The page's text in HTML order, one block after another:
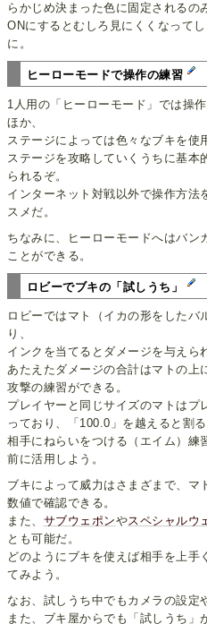
らかじめ決まった色に固定されるの
ONにするとむしろ見にくくなって
に。
ヒーローモードで操作の練習
1人用の「ヒーローモード」では操
ほか、
ステージによっては色々なブキを使
ステージを攻略していくうちに基本
られるぞ。
インターネット対戦以外で操作方法
スメだ。
ちなみに、ヒーローモードへはバン
ことができる。
ロビーでブキの「試しうち」
ロビーではマト（イカの形をしたバ
り、
インクを当てるとダメージを与えら
あたえたダメージの合計はマトの上
攻撃の練習ができる。
プレイヤーと同じサイズのマトはプ
っており、「100.0」を越えると割る
相手にねらいをつける（エイム）練
前に活用しよう。
ブキによって威力はさまざまで、マ
数値で確認できる。
また、 サブウェポンやスペシャルウ
とも可能だ。
どのようにブキを使えば相手を上手
てみよう。
なお、試しうち中でもカメラの設定
また、ブキ屋からでも「試しうち」